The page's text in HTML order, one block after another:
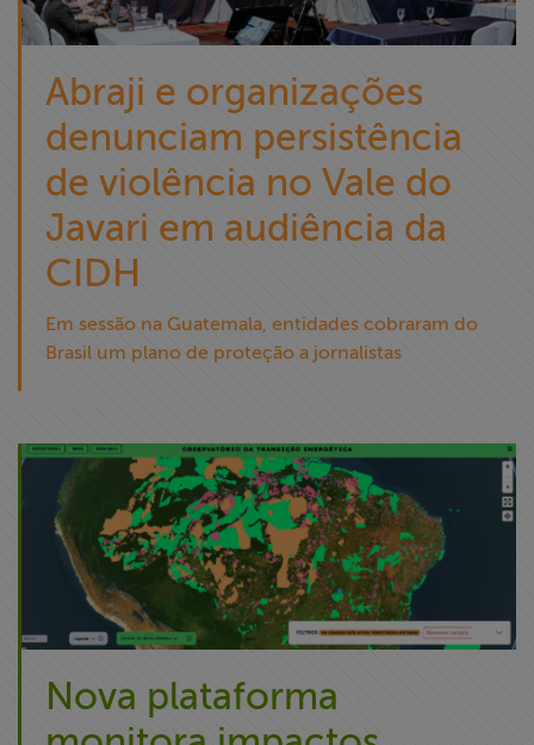
Abraji e organizações
denunciam persistência
de violência no Vale do
Javari em audiência da
CIDH
Em sessão na Guatemala, entidades cobraram do
Brasil um plano de proteção a jornalistas
Nova plataforma